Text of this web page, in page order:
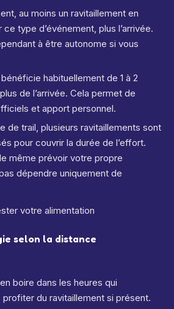
au moins un ravitaillement en
type d’événement, plus l’arrivée.
à être autonome si vous
habituellement de 1 à 2
de l’arrivée. Cela permet de
et apport personnel.
de trail, plusieurs ravitaillements sont
pour couvrir la durée de l’effort.
même prévoir votre propre
dépendre uniquement de
votre alimentation
selon la distance
boire dans les heures qui
du ravitaillement si présent.